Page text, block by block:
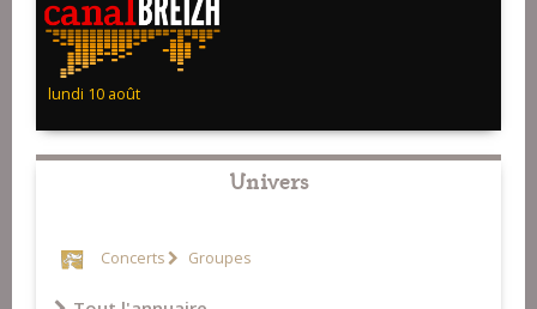
lundi 10 août
Univers
Concerts Groupes